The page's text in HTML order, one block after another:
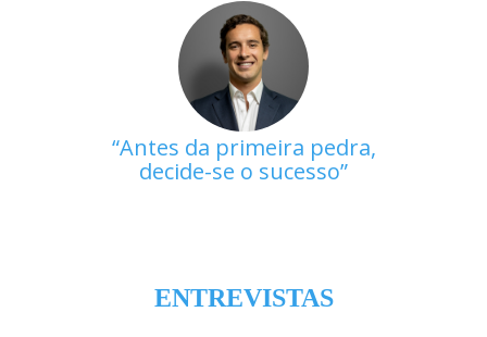
Antes da primeira pedra,
decide-se o sucesso
ENTREVISTAS